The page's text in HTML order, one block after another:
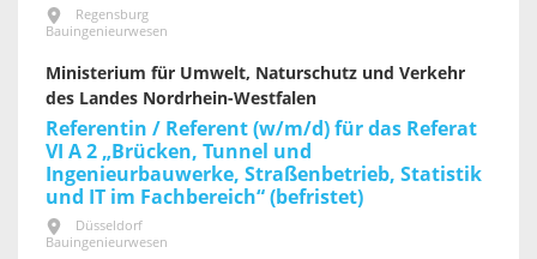
Regensburg
Bauingenieurwesen
Ministerium für Umwelt, Naturschutz und Verkehr
des Landes Nordrhein-Westfalen
Referentin / Referent (w/m/d) für das Referat
VI A 2 „Brücken, Tunnel und
Ingenieurbauwerke, Straßenbetrieb, Statistik
und IT im Fachbereich“ (befristet)
Düsseldorf
Bauingenieurwesen